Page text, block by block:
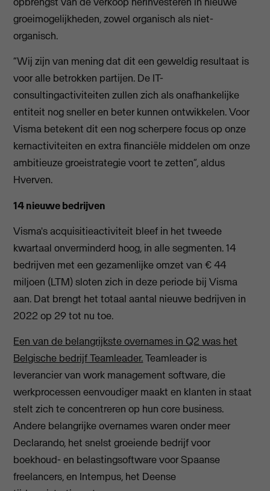
groeimogelijkheden, zowel organisch als niet-
organisch.
“Wij zijn van mening dat dit een geweldig resultaat is
voor alle betrokken partijen. De IT-
consultingactiviteiten zullen zich als onafhankelijke
entiteit nog sneller en beter kunnen ontwikkelen. Voor
Visma betekent dit een nog scherpere focus op onze
kernactiviteiten en extra financiële middelen om onze
ambitieuze groeistrategie voort te zetten”, aldus
Hverven.
14 nieuwe bedrijven
Visma's acquisitieactiviteit bleef in het tweede
kwartaal onverminderd hoog, in alle segmenten. 14
bedrijven met een gezamenlijke omzet van € 44
miljoen (LTM) sloten zich in deze periode bij Visma
aan. Dat brengt het totaal aantal nieuwe bedrijven in
2022 op 29 tot nu toe.
Een van de belangrijkste overnames in Q2 was het
Belgische bedrijf Teamleader.Teamleader is
leverancier van work management software, die
werkprocessen eenvoudiger maakt en klanten in staat
stelt zich te concentreren op hun core business.
Andere belangrijke overnames waren onder meer
Declarando, het snelst groeiende bedrijf voor
boekhoud- en belastingsoftware voor Spaanse
freelancers, en Intempus, het Deense